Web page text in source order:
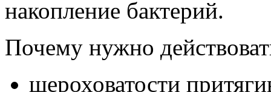
накопление бактерий.
Почему нужно
шероховатости